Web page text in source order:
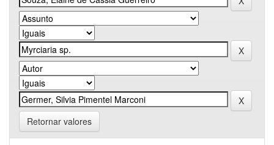
Retornar valores